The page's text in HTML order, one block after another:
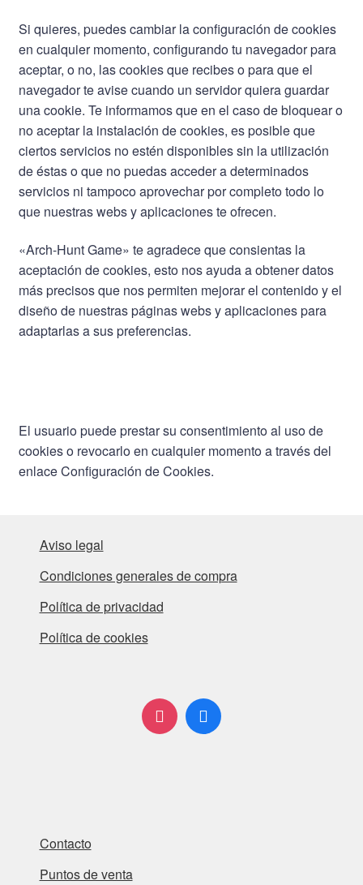
Si quieres, puedes cambiar la configuración de cookies
en cualquier momento, configurando tu navegador para
aceptar, o no, las cookies que recibes o para que el
navegador te avise cuando un servidor quiera guardar
una cookie. Te informamos que en el caso de bloquear o
no aceptar la instalación de cookies, es posible que
ciertos servicios no estén disponibles sin la utilización
de éstas o que no puedas acceder a determinados
servicios ni tampoco aprovechar por completo todo lo
que nuestras webs y aplicaciones te ofrecen.
«Arch-Hunt Game» te agradece que consientas la
aceptación de cookies, esto nos ayuda a obtener datos
más precisos que nos permiten mejorar el contenido y el
diseño de nuestras páginas webs y aplicaciones para
adaptarlas a sus preferencias.
El usuario puede prestar su consentimiento al uso de
cookies o revocarlo en cualquier momento a través del
enlaceConfiguración de Cookies.
Aviso legal
Condiciones generales de compra
Política de privacidad
Política de cookies
Contacto
Puntos de venta